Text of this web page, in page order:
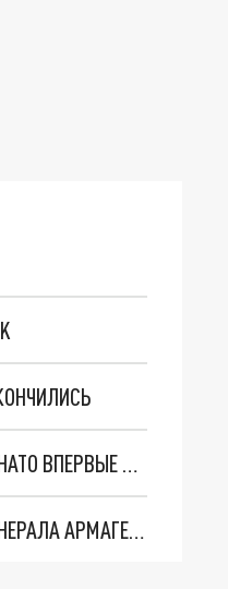
"ОЧЕНЬ ПЛОХИЕ НОВОСТИ": БОЛЬШАЯ ОШИБКА PALANTIR В РОССИИ. СТРАНЫ НАТО ВПЕРВЫЕ ЗА СВО ОСТАНОВИЛИ ПОСТАВКИ ОРУЖИЯ. ВСУ ТЕРЯЮТ ПРИГРАНИЧЬЕ?
ТРИ ГЛАВНЫХ ИНСАЙДА ОБ СВО. ОТМЕНА МОБИЛИЗАЦИИ И ВОЗВРАЩЕНИЕ "ГЕНЕРАЛА АРМАГЕДДОНА"? ОТЛИЧНЫЕ НОВОСТИ, КОТОРЫЕ ЖДАЛИ ВСЕ